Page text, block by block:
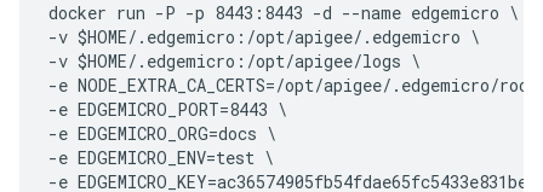
docker run -P -p 8443:8443 -d --name edgemicro \
-v $HOME/.edgemicro:/opt/apigee/.edgemicro \
-v $HOME/.edgemicro:/opt/apigee/logs \
-e NODE_EXTRA_CA_CERTS=/opt/apigee/.edgemicro/
-e EDGEMICRO_PORT=8443 \
-e EDGEMICRO_ORG=docs \
-e EDGEMICRO_ENV=test \
-e